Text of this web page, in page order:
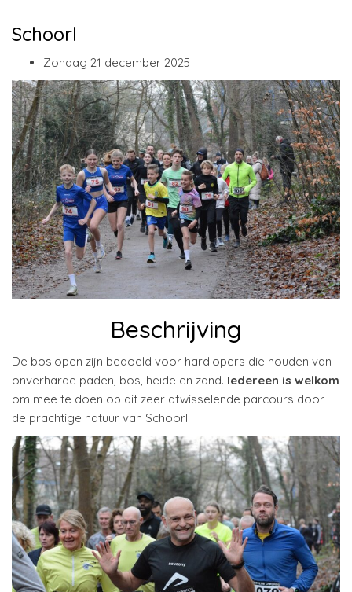
Schoorl
Zondag 21 december 2025
Beschrijving
De boslopen zijn bedoeld voor hardlopers die houden van
onverharde paden, bos, heide en zand. Iedereen is welkom
om mee te doen op dit zeer afwisselende parcours door
de prachtige natuur van Schoorl.